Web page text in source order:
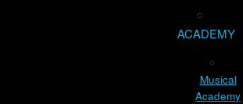
ACADEMY
Musical
Academy